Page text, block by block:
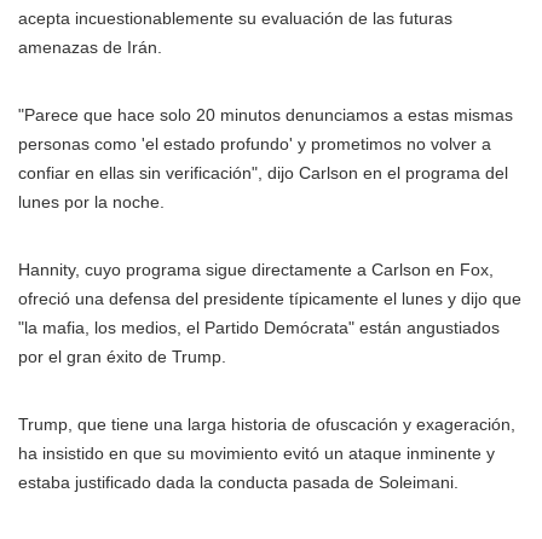
acepta incuestionablemente su evaluación de las futuras
amenazas de Irán.
"Parece que hace solo 20 minutos denunciamos a estas mismas
personas como 'el estado profundo' y prometimos no volver a
confiar en ellas sin verificación", dijo Carlson en el programa del
lunes por la noche.
Hannity, cuyo programa sigue directamente a Carlson en Fox,
ofreció una defensa del presidente típicamente el lunes y dijo que
"la mafia, los medios, el Partido Demócrata" están angustiados
por el gran éxito de Trump.
Trump, que tiene una larga historia de ofuscación y exageración,
ha insistido en que su movimiento evitó un ataque inminente y
estaba justificado dada la conducta pasada de Soleimani.